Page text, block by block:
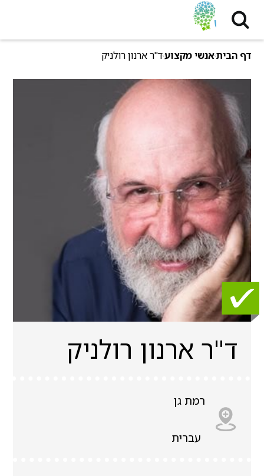
דף הביתאנשי מקצועד"ר ארנון רולניק
ד"ר ארנון רולניק
רמת גן
עברית